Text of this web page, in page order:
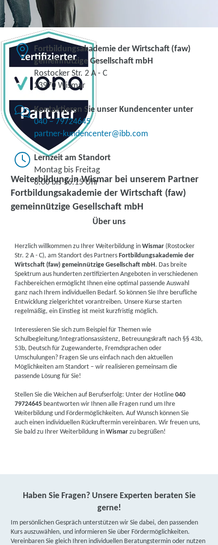
Weiterbildung in Wismar bei unserem Partner
Fortbildungsakademie der Wirtschaft (faw)
gemeinnützige Gesellschaft mbH
Fortbildungsakademie der Wirtschaft (faw)
gemeinnützige Gesellschaft mbH
Rostocker Str. 2 A - C
23970 Wismar
Kontaktieren Sie unser Kundencenter unter
040 – 79724645
partner-kundencenter@ibb.com
Lernzeit am Standort
Montag bis Freitag
8.00 bis 16.15 Uhr
Über uns
Herzlich willkommen zu Ihrer Weiterbildung inWismar (Rostocker
Str. 2 A - C), am Standort des PartnersFortbildungsakademie der
Wirtschaft (faw) gemeinnützige Gesellschaft mbH. Das breite
Spektrum aus hunderten zertifizierten Angeboten in verschiedenen
Fachbereichen ermöglicht Ihnen eine optimal passende Auswahl
ganz nach Ihrem individuellen Bedarf. So können Sie Ihre berufliche
Entwicklung zielgerichtet vorantreiben. Unsere Kurse starten
regelmäßig, ein Einstieg ist meist kurzfristig möglich.
Interessieren Sie sich zum Beispiel für Themen wie
Schulbegleitung/Integrationsassistenz, Betreuungskraft nach §§ 43b,
53b, Deutsch für Zugewanderte, Fremdsprachen oder
Umschulungen? Fragen Sie uns einfach nach den aktuellen
Möglichkeiten am Standort – wir realisieren gemeinsam die
passende Lösung für Sie!
Stellen Sie die Weichen auf Berufserfolg: Unter der Hotline040
79724645 beantworten wir Ihnen alle Fragen rund um Ihre
Weiterbildung und Fördermöglichkeiten. Auf Wunsch können Sie
auch einen individuellen Rückruftermin vereinbaren. Wir freuen uns,
Sie bald zu Ihrer Weiterbildung inWismar zu begrüßen!
Haben Sie Fragen? Unsere Experten beraten Sie
gerne!
Im persönlichen Gespräch unterstützen wir Sie dabei, den passenden
Kurs auszuwählen, und informieren Sie über Fördermöglichkeiten.
Vereinbaren Sie gleich Ihren individuellen Beratungstermin oder nutzen